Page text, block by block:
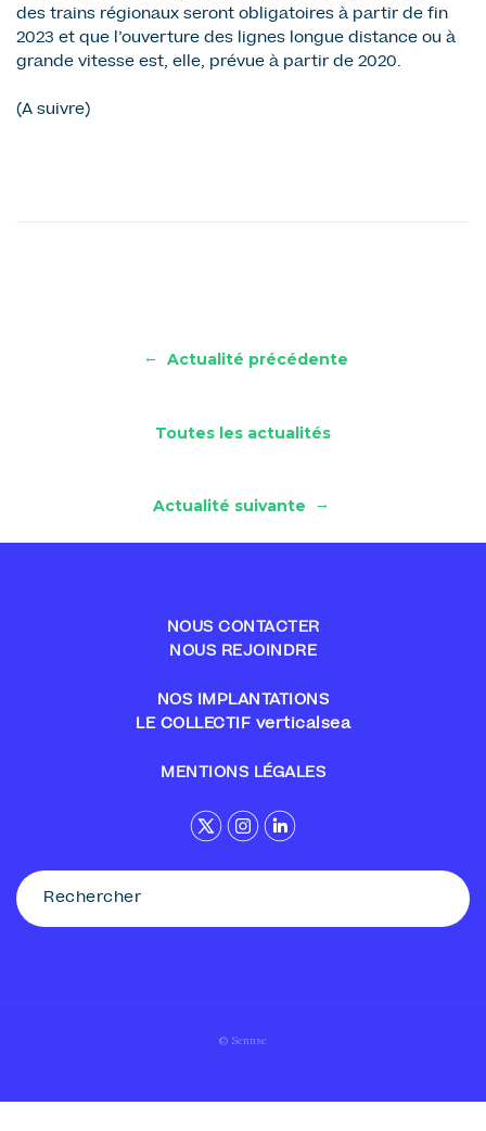
des trains régionaux seront obligatoires à partir de fin
2023 et que l’ouverture des lignes longue distance ou à
grande vitesse est, elle, prévue à partir de 2020.
(A suivre)
← Actualité précédente
Toutes les actualités
Actualité suivante →
NOUS CONTACTER
NOUS REJOINDRE
NOS IMPLANTATIONS
LE COLLECTIF verticalsea
MENTIONS LÉGALES
© Sennse